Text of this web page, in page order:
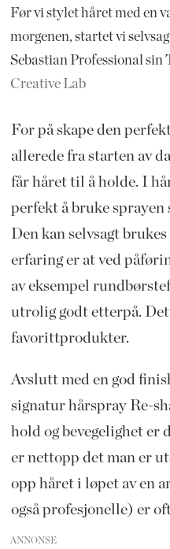
Før vi stylet håret med en
morgenen, startet vi
Sebastian Professional
Creative Lab
For på skape den
allerede fra starten av
får håret til å holde. I
perfekt å bruke sprayen
Den kan selvsagt
erfaring er at ved
av eksempel
utrolig godt etterpå.
favorittprodukter.
Avslutt med en god
signatur hårspray Re-
hold og bevegelighet er
er nettopp det man er
opp håret i løpet av en
også profesjonelle) er
ANNONSE